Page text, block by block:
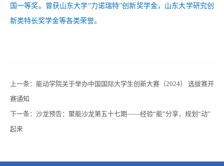
国一等奖。曾获山东大学“力诺瑞特”创新奖学金，山东大学研究创
新类特长奖学金等各类荣誉。
上一条： 能动学院关于举办中国国际大学生创新大赛（2024） 选拔赛开
赛通知
下一条： 沙龙预告：聚能沙龙第五十七期——经验“能”分享，规划“动”
起来